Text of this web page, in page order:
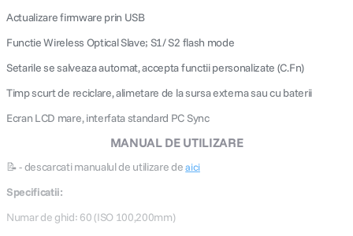
Actualizare firmware prin USB
Functie Wireless Optical Slave; S1/ S2 flash mode
Setarile se salveaza automat, accepta functii personalizate (C.Fn)
Timp scurt de reciclare, alimetare de la sursa externa sau cu baterii
Ecran LCD mare, interfata standard PC Sync
MANUAL DE UTILIZARE
📝 - descarcati manualul de utilizare deaici
Specificatii:
Numar de ghid: 60 (ISO 100,200mm)